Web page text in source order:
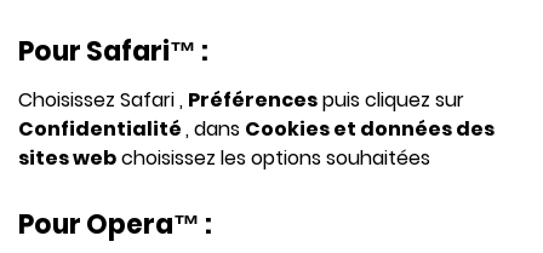
Pour Safari™ :
Choisissez Safari , Préférencespuis cliquez sur
Confidentialité, dans Cookies et données des
sites webchoisissez les options souhaitées
Pour Opera™ :